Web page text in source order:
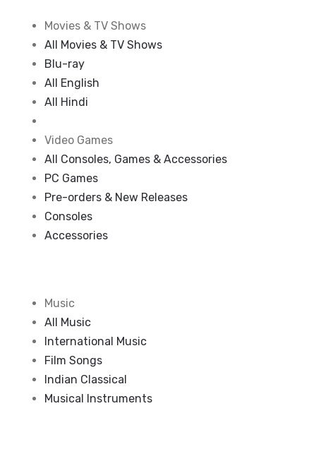
Movies & TV Shows
All Movies & TV Shows
Blu-ray
All English
All Hindi
Video Games
All Consoles, Games & Accessories
PC Games
Pre-orders & New Releases
Consoles
Accessories
Music
All Music
International Music
Film Songs
Indian Classical
Musical Instruments